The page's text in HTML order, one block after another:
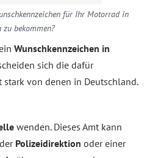
für Ihr Motorrad in
zu bekommen?
Wunschkennzeichen in
sich die dafür
stark von denen in Deutschland.
wenden. Dieses Amt kann
Polizeidirektion oder einer